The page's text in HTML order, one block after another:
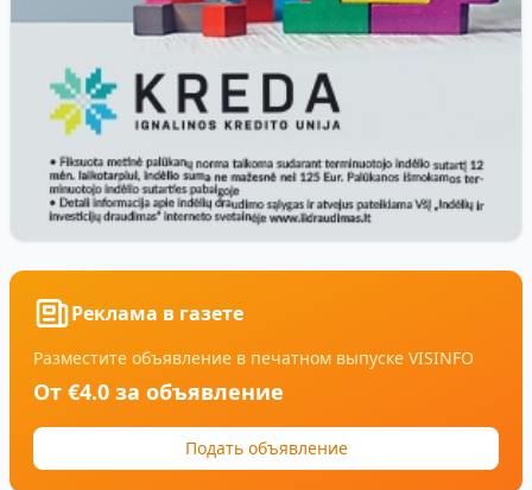
Реклама в газете
Разместите объявление в печатном выпуске VISINFO
От €4.0 за объявление
Подать объявление